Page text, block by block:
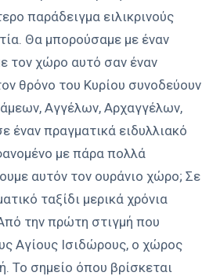
παράδειγμα ειλικρινούς
Θα μπορούσαμε με έναν
τον χώρο αυτό σαν έναν
θρόνο του Κυρίου συνοδεύουν
Αγγέλων, Αρχαγγέλων,
έναν πραγματικά ειδυλλιακό
με πάρα πολλά
αυτόν τον ουράνιο χώρο; Σε
ταξίδι μερικά χρόνια
την πρώτη στιγμή που
Αγίους Ισιδώρους, ο χώρος
Το σημείο όπου βρίσκεται